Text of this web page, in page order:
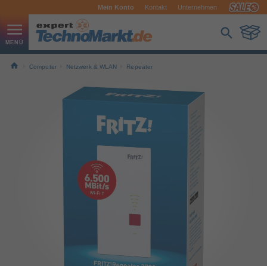
Mein Konto Kontakt Unternehmen
Computer Netzwerk & WLAN Repeater